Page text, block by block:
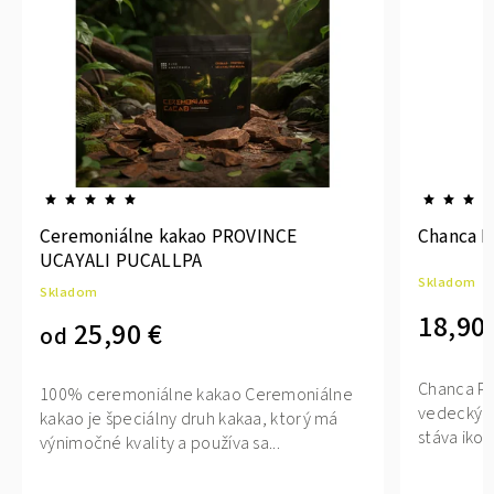
Ceremoniálne kakao PROVINCE
UCAYALI PUCALLPA
Skladom
od 25,90 €
100% ceremoniálne kakao Ceremoniálne
kakao je špeciálny druh kakaa, ktorý má
výnimočné kvality a používa sa...
Chanca
Skladom
18,90
Chanca
stáva